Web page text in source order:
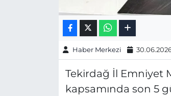
Haber Merkezi
Tekirdağ İl Emniyet
kapsamında son 5